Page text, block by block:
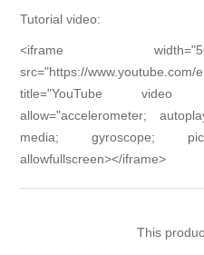
Tutorial video:
<iframe
src="https://www.youtube.com/
title="YouTube video
allow="accelerometer;
media; gyroscope;
allowfullscreen></iframe>
This